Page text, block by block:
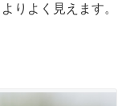
りよく見えます。